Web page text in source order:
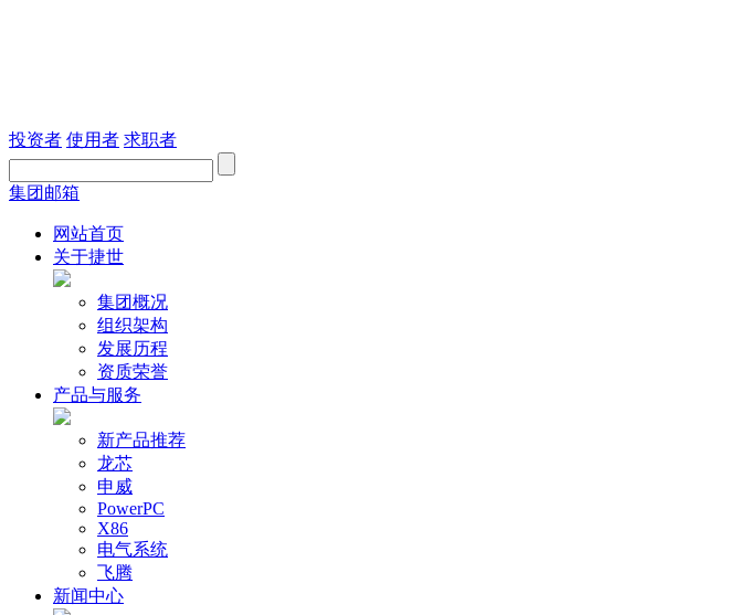
投资者 使用者 求职者
集团邮箱
网站首页
关于捷世
集团概况
组织架构
发展历程
资质荣誉
产品与服务
新产品推荐
龙芯
申威
PowerPC
X86
电气系统
飞腾
新闻中心